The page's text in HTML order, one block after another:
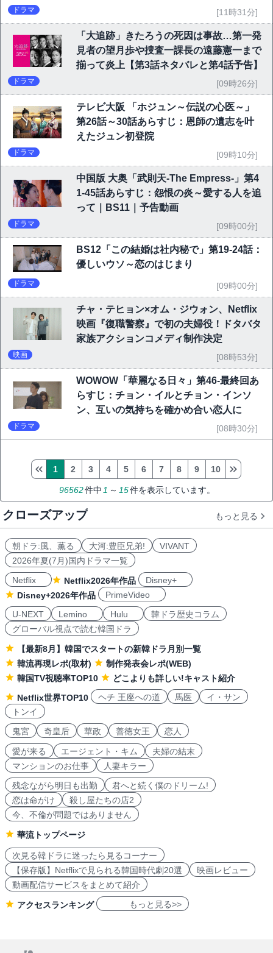
ドラマ [11時31分]
「大追跡」きたろうの死因は事故…第一発
見者の望月歩や捜査一課長の遠藤憲一まで
揃って炎上【第3話ネタバレと第4話予告】
ドラマ [09時26分]
テレビ大阪 「ホジュン～伝説の心医～」
第26話～30話あらすじ：恩師の遺志を叶
えたジュン初登院
ドラマ [09時10分]
中国版 大奥「武則天-The Empress-」第4
1-45話あらすじ：怨恨の炎～愛する人を追
って｜BS11｜予告動画
ドラマ [09時00分]
BS12「この結婚は社内秘で」第19-24話：
優しいウソ～恋のはじまり
ドラマ [09時00分]
チャ・テヒョン×オム・ジウォン、Netflix
映画『復職警察』で初の夫婦役！ドタバタ
家族アクションコメディ制作決定
映画 [08時53分]
WOWOW「華麗なる日々」第46-最終回あ
らすじ：チョン・イルとチョン・インソ
ン、互いの気持ちを確かめ合い恋人に
ドラマ [08時30分]
96562件中 1 ～ 15件を表示しています。
1 2 3 4 5 6 7 8 9 10
クローズアップ もっと見る
朝ドラ:風、薫る 大河:豊臣兄弟!
VIVANT
2026年夏(7月)国内ドラマ一覧
Netflix
Netflix2026年作品
Disney+
Disney+2026年作品
PrimeVideo
U-NEXT
Lemino Hulu
韓ドラ歴史コラム
グローバル視点で読む韓国ドラ
【最新8月】韓国でスタートの新韓ドラ月別一覧
韓流再現レポ(取材)
制作発表会レポ(WEB)
韓国TV視聴率TOP10
どこよりも詳しい!キャスト紹介
Netflix世界TOP10
ヘチ 王座への道 馬医
イ・サン
トンイ
鬼宮
奇皇后 華政 善徳女王 恋人
愛が来る エージェント・キム
夫婦の結末
マンションのお仕事
人妻キラー
残念ながら明日も出勤
君へと続く僕のドリーム!
恋は命がけ
殺し屋たちの店2
今、不倫が問題ではありません
華流トップページ
次見る韓ドラに迷ったら見るコーナー
【保存版】Netflixで見られる韓国時代劇20選
映画レビュー
動画配信サービスをまとめて紹介
アクセスランキング もっと見る>>